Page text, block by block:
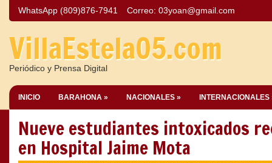
WhatsApp (809)876-7941 Correo: 03yoan@gmail.com
VillaEstela05.com
Periódico y Prensa Digital
INICIO BARAHONA » NACIONALES » INTERNACIONALES
Nueve estudiantes intoxicados
en Hospital Jaime Mota